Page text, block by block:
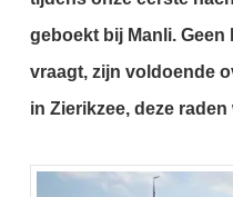
geboekt bij Manli.
vraagt, zijn voldoende
in Zierikzee, deze